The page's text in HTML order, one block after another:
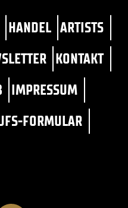
HANDEL ARTISTS
KONTAKT
IMPRESSUM
FORMULAR